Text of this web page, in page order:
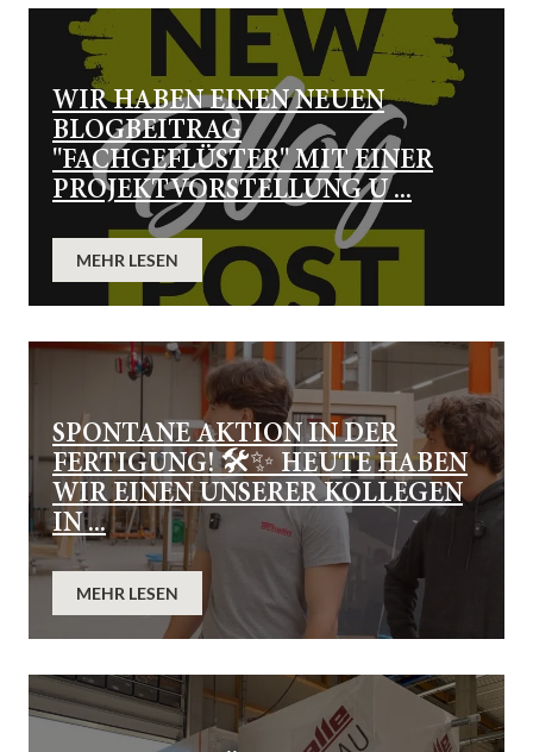
WIR HABEN EINEN NEUEN
BLOGBEITRAG
"FACHGEFLÜSTER" MIT EINER
PROJEKTVORSTELLUNG U ...
MEHR LESEN
SPONTANE AKTION IN DER
FERTIGUNG! 🛠✨ HEUTE HABEN
WIR EINEN UNSERER KOLLEGEN
IN ...
MEHR LESEN